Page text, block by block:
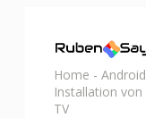
Home - Android
Installation von
TV